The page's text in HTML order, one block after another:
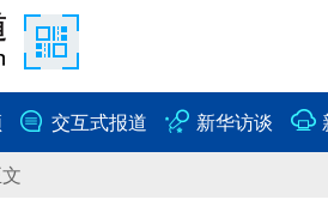
交互式报道 新华访谈